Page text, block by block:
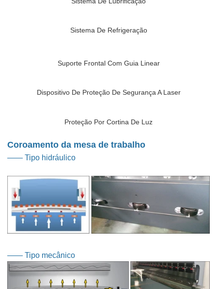
Sistema De Refrigeração
Suporte Frontal Com Guia Linear
Dispositivo De Proteção De Segurança A Laser
Proteção Por Cortina De Luz
Coroamento da mesa de trabalho
—— Tipo hidráulico
—— Tipo mecânico